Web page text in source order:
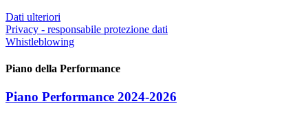
Dati ulteriori
Privacy - responsabile protezione dati
Whistleblowing
Piano della Performance
Piano Performance 2024-2026